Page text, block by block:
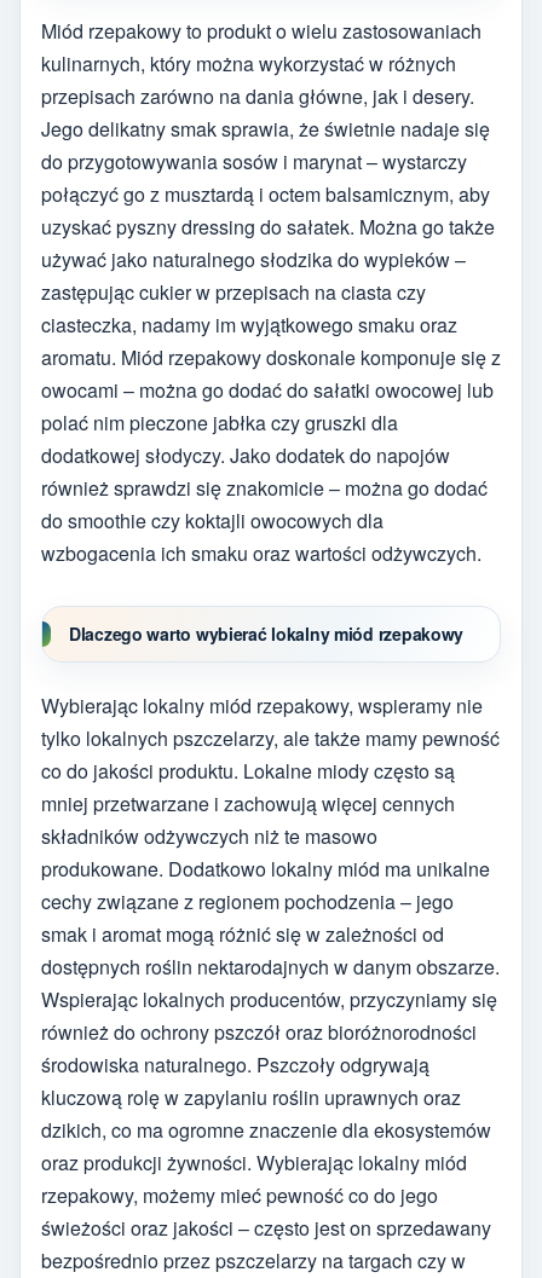
Miód rzepakowy to produkt o wielu zastosowaniach
kulinarnych, który można wykorzystać w różnych
przepisach zarówno na dania główne, jak i desery.
Jego delikatny smak sprawia, że świetnie nadaje się
do przygotowywania sosów i marynat – wystarczy
połączyć go z musztardą i octem balsamicznym, aby
uzyskać pyszny dressing do sałatek. Można go także
używać jako naturalnego słodzika do wypieków –
zastępując cukier w przepisach na ciasta czy
ciasteczka, nadamy im wyjątkowego smaku oraz
aromatu. Miód rzepakowy doskonale komponuje się z
owocami – można go dodać do sałatki owocowej lub
polać nim pieczone jabłka czy gruszki dla
dodatkowej słodyczy. Jako dodatek do napojów
również sprawdzi się znakomicie – można go dodać
do smoothie czy koktajli owocowych dla
wzbogacenia ich smaku oraz wartości odżywczych.
Dlaczego warto wybierać lokalny miód rzepakowy
Wybierając lokalny miód rzepakowy, wspieramy nie
tylko lokalnych pszczelarzy, ale także mamy pewność
co do jakości produktu. Lokalne miody często są
mniej przetwarzane i zachowują więcej cennych
składników odżywczych niż te masowo
produkowane. Dodatkowo lokalny miód ma unikalne
cechy związane z regionem pochodzenia – jego
smak i aromat mogą różnić się w zależności od
dostępnych roślin nektarodajnych w danym obszarze.
Wspierając lokalnych producentów, przyczyniamy się
również do ochrony pszczół oraz bioróżnorodności
środowiska naturalnego. Pszczoły odgrywają
kluczową rolę w zapylaniu roślin uprawnych oraz
dzikich, co ma ogromne znaczenie dla ekosystemów
oraz produkcji żywności. Wybierając lokalny miód
rzepakowy, możemy mieć pewność co do jego
świeżości oraz jakości – często jest on sprzedawany
bezpośrednio przez pszczelarzy na targach czy w